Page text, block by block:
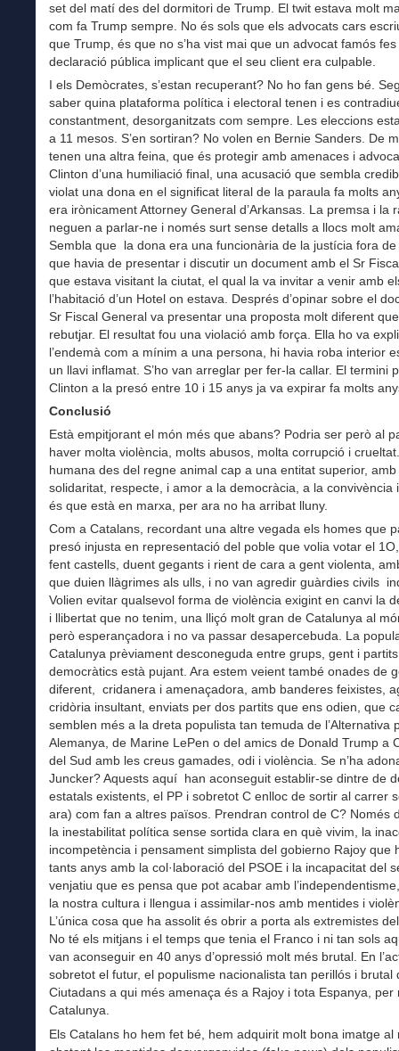
set del matí des del dormitori de Trump. El twit estava molt
com fa Trump sempre. No és sols que els advocats cars
que Trump, és que no s’ha vist mai que un advocat famós
declaració pública implicant que el seu client era culpable.
I els Demòcrates, s’estan recuperant? No ho fan gens bé.
saber quina plataforma política i electoral tenen i es
constantment, desorganitzats com sempre. Les eleccions
a 11 mesos. S’en sortiran? No volen en Bernie Sanders. De
tenen una altra feina, que és protegir amb amenaces i
Clinton d’una humiliació final, una acusació que sembla
violat una dona en el significat literal de la paraula fa molts
era irònicament Attorney General d’Arkansas. La premsa i la
neguen a parlar-ne i només surt sense detalls a llocs molt
Sembla que la dona era una funcionària de la justícia fora de
que havia de presentar i discutir un document amb el Sr
que estava visitant la ciutat, el qual la va invitar a venir amb
l’habitació d’un Hotel on estava. Després d’opinar sobre el
Sr Fiscal General va presentar una proposta molt diferent
rebutjar. El resultat fou una violació amb força. Ella ho va
l’endemà com a mínim a una persona, hi havia roba interior
un llavi inflamat. S’ho van arreglar per fer-la callar. El termini
Clinton a la presó entre 10 i 15 anys ja va expirar fa molts
Conclusió
Està empitjorant el món més que abans? Podria ser però al
haver molta violència, molts abusos, molta corrupció i crueltat.
humana des del regne animal cap a una entitat superior, amb
solidaritat, respecte, i amor a la democràcia, a la convivència
és que està en marxa, per ara no ha arribat lluny.
Com a Catalans, recordant una altre vegada els homes que
presó injusta en representació del poble que volia votar el
fent castells, duent gegants i rient de cara a gent violenta,
que duien llàgrimes als ulls, i no van agredir guàrdies civils
Volien evitar qualsevol forma de violència exigint en canvi la
i llibertat que no tenim, una lliçó molt gran de Catalunya al
però esperançadora i no va passar desapercebuda. La
Catalunya prèviament desconeguda entre grups, gent i partits
democràtics està pujant. Ara estem veient també onades de
diferent, cridanera i amenaçadora, amb banderes feixistes,
cridòria insultant, enviats per dos partits que ens odien, que
semblen més a la dreta populista tan temuda de l’Alternativa
Alemanya, de Marine LePen o del amics de Donald Trump a
del Sud amb les creus gamades, odi i violència. Se n’ha
Juncker? Aquests aquí han aconseguit establir-se dintre de
estatals existents, el PP i sobretot C enlloc de sortir al carrer
ara) com fan a altres països. Prendran control de C? Només
la inestabilitat política sense sortida clara en què vivim, la
incompetència i pensament simplista del gobierno Rajoy que
tants anys amb la col·laboració del PSOE i la incapacitat del
venjatiu que es pensa que pot acabar amb
la nostra cultura i llengua i assimilar-nos amb mentides i
L’única cosa que ha assolit és obrir a porta als extremistes
No té els mitjans i el temps que tenia el Franco i ni tan sols
van aconseguir en 40 anys d’opressió molt més brutal. En
sobretot el futur, el populisme nacionalista tan perillós i brutal
Ciutadans a qui més amenaça és a Rajoy i tota Espanya, per
Catalunya.
Els Catalans ho hem fet bé, hem adquirit molt bona imatge al